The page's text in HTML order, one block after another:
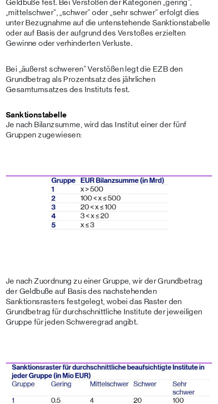
Geldbuße fest. Bei Verstößen der Kategorien „gering“,
„mittelschwer“, „schwer“ oder „sehr schwer“ erfolgt dies
unter Bezugnahme auf die untenstehende Sanktionstabelle
oder auf Basis der aufgrund des Verstoßes erzielten
Gewinne oder verhinderten Verluste.
Bei „äußerst schweren“ Verstößen legt die EZB den
Grundbetrag als Prozentsatz des jährlichen
Gesamtumsatzes des Instituts fest.
Sanktionstabelle
Je nach Bilanzsumme, wird das Institut einer der fünf
Gruppen zugewiesen:
Je nach Zuordnung zu einer Gruppe, wir der Grundbetrag
der Geldbuße auf Basis des nachstehenden
Sanktionsrasters festgelegt, wobei das Raster den
Grundbetrag für durchschnittliche Institute der jeweiligen
Gruppe für jeden Schweregrad angibt.